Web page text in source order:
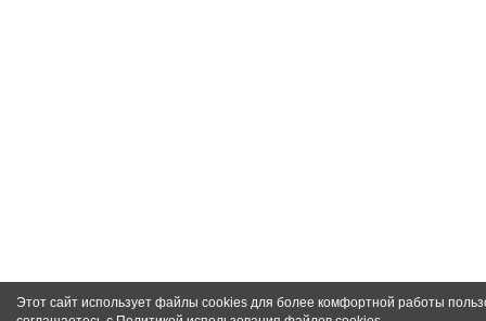
Этот сайт использует файлы cookies для более комфортной работы